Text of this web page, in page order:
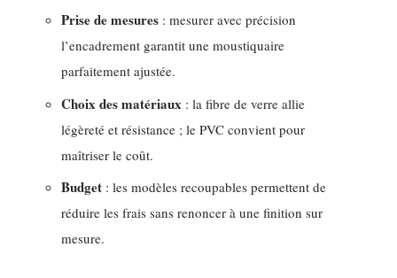
Prise de mesures : mesurer avec précision
l’encadrement garantit une moustiquaire
parfaitement ajustée.
Choix des matériaux : la fibre de verre allie
légèreté et résistance ; le PVC convient pour
maîtriser le coût.
Budget : les modèles recoupables permettent de
réduire les frais sans renoncer à une finition sur
mesure.